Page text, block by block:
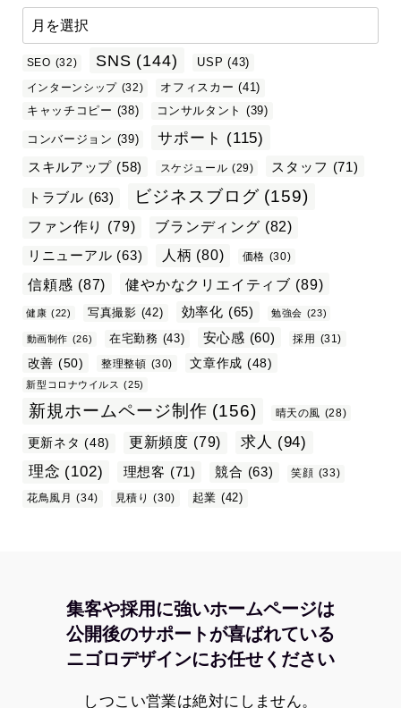
SEO (32) SNS (144) USP (43)
インターンシップ (32) オフィスカー (41)
キャッチコピー (38) コンサルタント (39)
コンバージョン (39) サポート (115)
スキルアップ (58) スケジュール (29) スタッフ (71)
トラブル (63) ビジネスブログ (159)
ファン作り (79) ブランディング (82)
リニューアル (63) 人柄 (80) 価格 (30)
信頼感 (87) 健やかなクリエイティブ (89)
健康 (22) 写真撮影 (42) 効率化 (65) 勉強会 (23)
動画制作 (26) 在宅勤務 (43) 安心感 (60) 採用 (31)
改善 (50) 整理整頓 (30) 文章作成 (48)
新型コロナウイルス (25)
新規ホームページ制作 (156) 晴天の風 (28)
更新ネタ (48) 更新頻度 (79) 求人 (94)
理念 (102) 理想客 (71) 競合 (63) 笑顔 (33)
花鳥風月
(34) 見積り (30) 起業 (42)
集客や採用に強いホームページは
公開後のサポートが喜ばれている
ニゴロデザインにお任せください
しつこい営業は絶対にしません。